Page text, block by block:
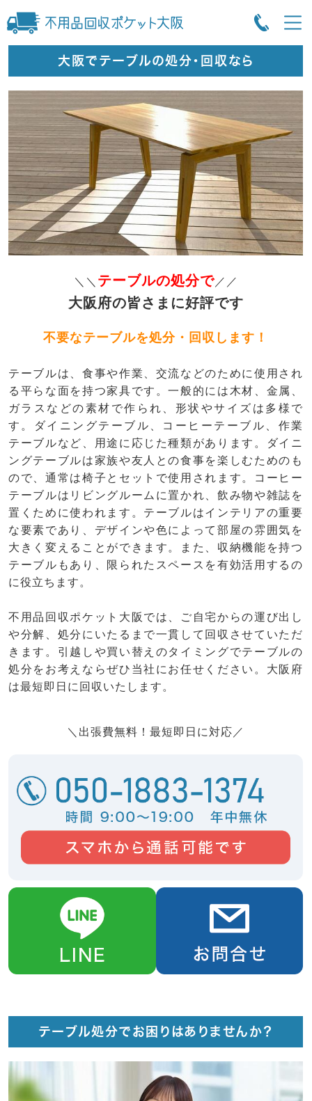
大阪でテーブルの処分・回収なら
＼＼ テーブルの処分で／／
大阪府の皆さまに好評です
不要なテーブルを処分・回収します！
テーブルは、食事や作業、交流などのために使用され
る平らな面を持つ家具です。一般的には木材、金属、
ガラスなどの素材で作られ、形状やサイズは多様で
す。ダイニングテーブル、コーヒーテーブル、作業
テーブルなど、用途に応じた種類があります。ダイニ
ングテーブルは家族や友人との食事を楽しむためのも
ので、通常は椅子とセットで使用されます。コーヒー
テーブルはリビングルームに置かれ、飲み物や雑誌を
置くために使われます。テーブルはインテリアの重要
な要素であり、デザインや色によって部屋の雰囲気を
大きく変えることができます。また、収納機能を持つ
テーブルもあり、限られたスペースを有効活用するの
に役立ちます。
不用品回収ポケット大阪では、ご自宅からの運び出し
や分解、処分にいたるまで一貫して回収させていただ
きます。引越しや買い替えのタイミングでテーブルの
処分をお考えならぜひ当社にお任せください。大阪府
は最短即日に回収いたします。
＼出張費無料！最短即日に対応／
テーブル処分でお困りはありませんか？